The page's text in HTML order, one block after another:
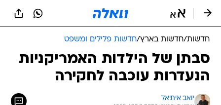
חדשות/חדשות בארץ/חדשות פלילים ומשפט
סבתן של הילדות האמריקניות
הנעדרות עוכבה לחקירה
יואב איתיאל